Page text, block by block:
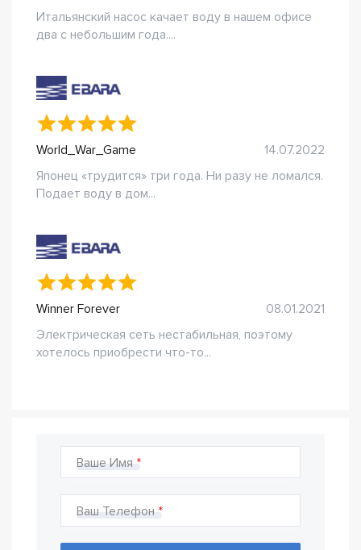
Итальянский насос качает воду в нашем офисе
два с небольшим года....
World_War_Game
14.07.2022
Японец «трудится» три года. Ни разу не ломался.
Подает воду в дом...
Winner Forever
08.01.2021
Электрическая сеть нестабильная, поэтому
хотелось приобрести что-то...
Ваше Имя
Ваш Телефон